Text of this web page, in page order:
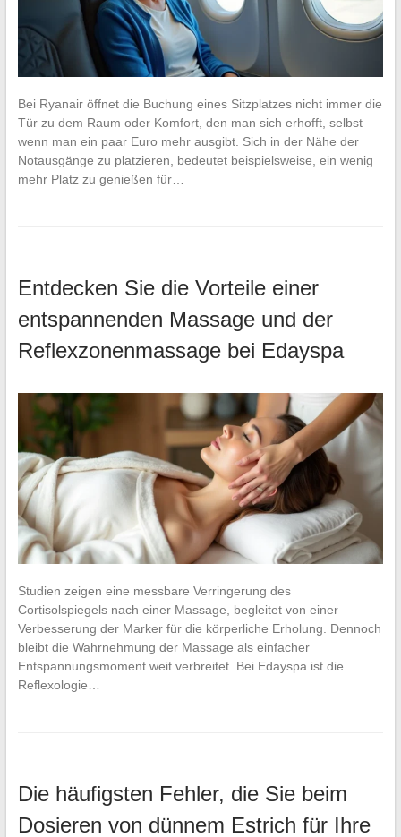
Bei Ryanair öffnet die Buchung eines Sitzplatzes nicht immer die
Tür zu dem Raum oder Komfort, den man sich erhofft, selbst
wenn man ein paar Euro mehr ausgibt. Sich in der Nähe der
Notausgänge zu platzieren, bedeutet beispielsweise, ein wenig
mehr Platz zu genießen für…
Entdecken Sie die Vorteile einer
entspannenden Massage und der
Reflexzonenmassage bei Edayspa
Studien zeigen eine messbare Verringerung des
Cortisolspiegels nach einer Massage, begleitet von einer
Verbesserung der Marker für die körperliche Erholung. Dennoch
bleibt die Wahrnehmung der Massage als einfacher
Entspannungsmoment weit verbreitet. Bei Edayspa ist die
Reflexologie…
Die häufigsten Fehler, die Sie beim
Dosieren von dünnem Estrich für Ihre